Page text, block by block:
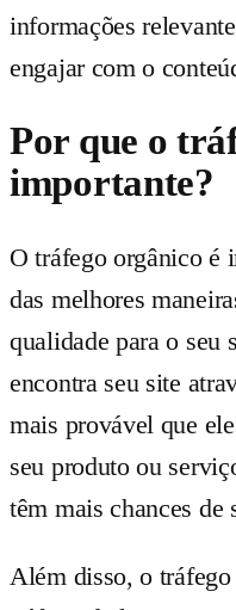
informações
engajar com o
Por que o
importante?
O tráfego orgânico é
das melhores
qualidade para o seu
encontra seu site
mais provável que
seu produto ou
têm mais chances de
Além disso, o